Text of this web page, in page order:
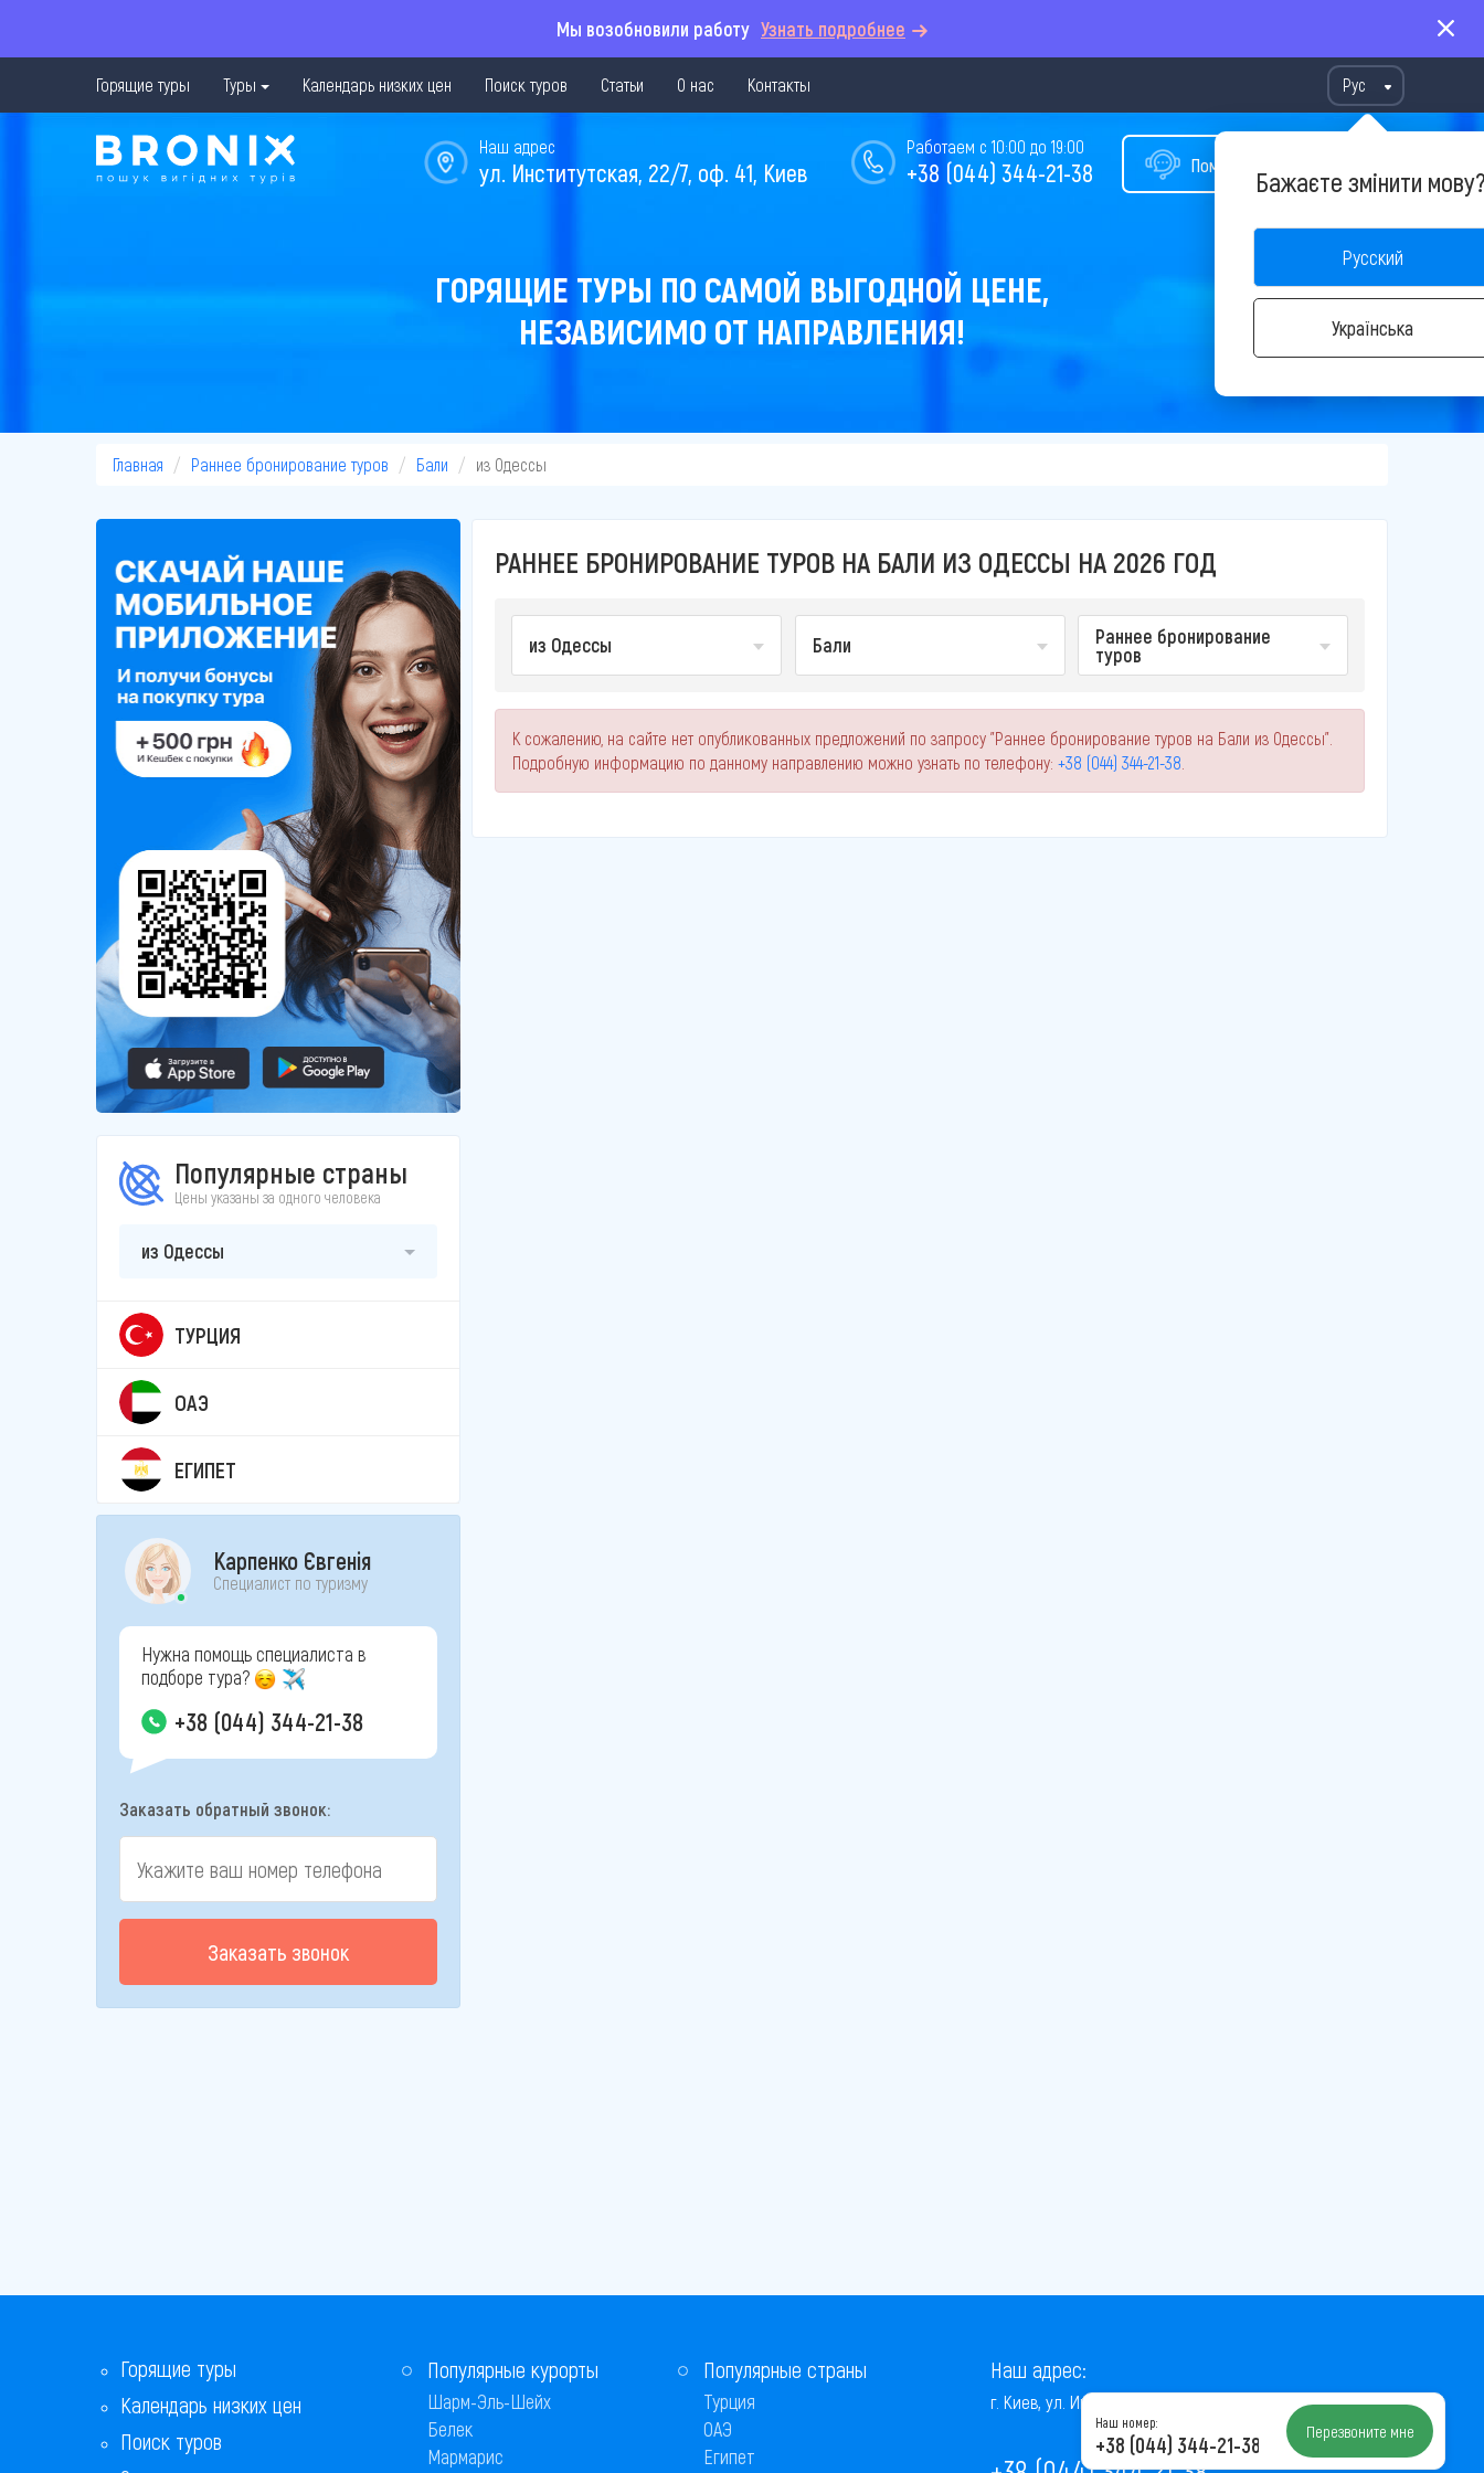
Мы возобновили работу Узнать подробнее
Горящие туры Туры Календарь низких цен Поиск туров Статьи О нас Контакты Рус
Бажаєте змінити
Русский
Українська
Помощь в подборе тура
Работаем с 10:00 до 19:00
+38 (044) 344-21-38
Наш адрес
ул. Институтская, 22/7, оф. 41, Киев
ГОРЯЩИЕ ТУРЫ ПО САМОЙ ВЫГОДНОЙ ЦЕНЕ,
НЕЗАВИСИМО ОТ НАПРАВЛЕНИЯ!
Главная Раннее бронирование туров Бали из Одессы
Популярные страны
Цены указаны за одного человека
из Одессы
ТУРЦИЯ
ОАЭ
ЕГИПЕТ
Карпенко Євгенія
Специалист по туризму
Нужна помощь специалиста в
подборе тура?
+38 (044) 344-21-38
Заказать обратный звонок:
Заказать звонок
РАННЕЕ БРОНИРОВАНИЕ ТУРОВ НА БАЛИ ИЗ ОДЕССЫ НА 2026 ГОД
из Одессы Бали Раннее бронирование
туров
К сожалению, на сайте нет опубликованных предложений по запросу "Раннее бронирование туров на Бали из Одессы".
Подробную информацию по данному направлению можно узнать по телефону: +38 (044) 344-21-38
Горящие туры
Календарь низких цен
Поиск туров
Популярные курорты
Шарм-Эль-Шейх
Белек
Мармарис
Популярные страны
Турция
ОАЭ
Египет
Наш адрес:
г. Киев, ул. Институтская, 22/7, оф. 41
Наш номер:
+38 (044) 344-21-38 Перезвоните мне